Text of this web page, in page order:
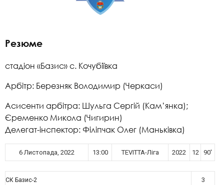
Резюме
стадіон «Базис» с. Кочубіївка
Арбітр: Березняк Володимир (Черкаси)
Асисенти арбітра: Шульга Сергій (Кам’янка);
Єременко Микола (Чигирин)
Делегат-інспектор: Філіпчак Олег (Маньківка)
6 Листопада, 2022 13:00 TEVITTA-Ліга 2022 12 90'
СК Базис-2 3